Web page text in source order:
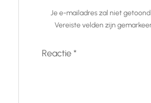
Je e-mailadres zal niet
Vereiste velden zijn
Reactie*